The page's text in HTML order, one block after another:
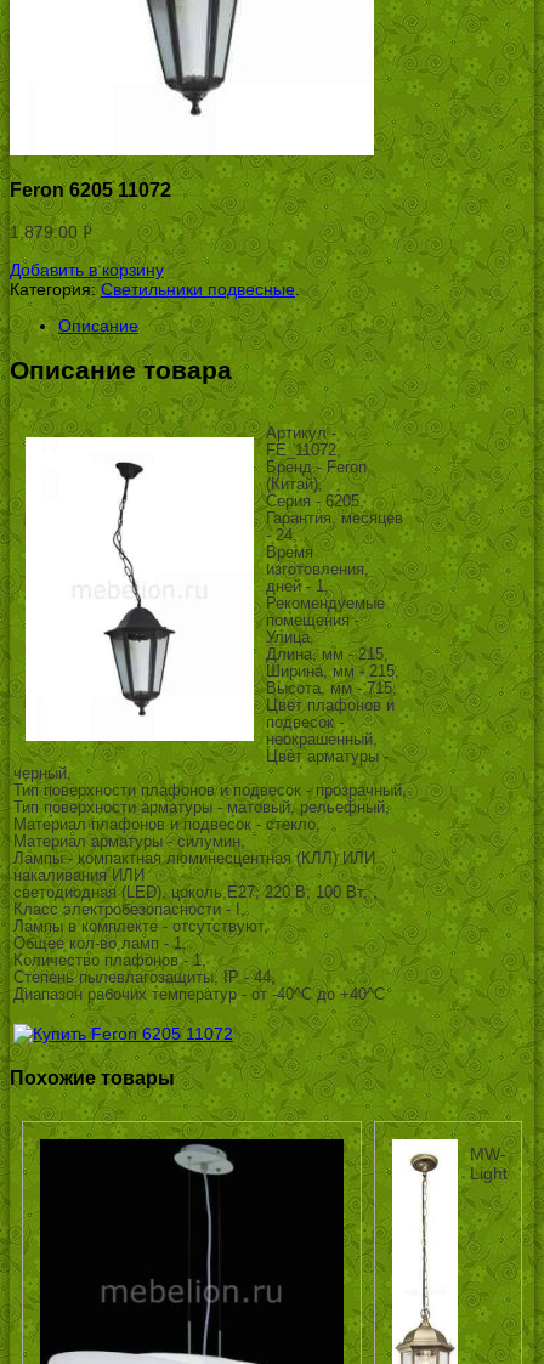
Feron 6205 11072
1,879.00 Р
УБ.
Добавить в корзину
Категория:Светильники подвесные.
Описание
Описание товара
Артикул -
FE_11072,
Бренд - Feron
(Китай),
Серия - 6205,
Гарантия, месяцев
- 24,
Время
изготовления,
дней - 1,
Рекомендуемые
помещения -
Улица,
Длина, мм - 215,
Ширина, мм - 215,
Высота, мм - 715,
Цвет плафонов и
подвесок -
неокрашенный,
Цвет арматуры -
черный,
Тип поверхности плафонов и подвесок - прозрачный,
Тип поверхности арматуры - матовый, рельефный,
Материал плафонов и подвесок - стекло,
Материал арматуры - силумин,
Лампы - компактная люминесцентная (КЛЛ) ИЛИ
накаливания ИЛИ
светодиодная (LED), цоколь E27; 220 В; 100 Вт, ,
Класс электробезопасности - I,
Лампы в комплекте - отсутствуют,
Общее кол-во ламп - 1,
Количество плафонов - 1,
Степень пылевлагозащиты, IP - 44,
Диапазон рабочих температур - от -40^C до +40^C
Похожие товары
MW-
Light